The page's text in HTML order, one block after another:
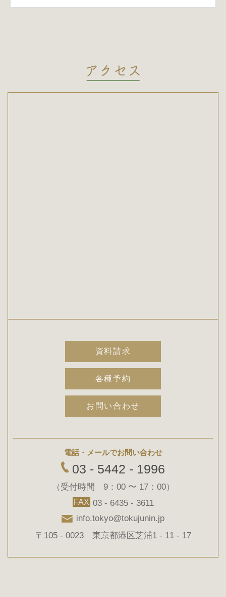
資料請求
各種予約
お問い合わせ
電話・メールでお問い合わせ
03 - 5442 - 1996
（受付時間 9：00 〜 17：00）
FAX 03 - 6435 - 3611
info.tokyo@tokujunin.jp
〒105 - 0023 東京都港区芝浦1 - 11 - 17